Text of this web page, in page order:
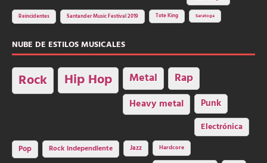
Reincidentes Santander Music Festival 2019 Tote King Saratoga
NUBE DE ESTILOS MUSICALES
Rock Hip Hop Metal Rap
Heavy metal Punk
Electrónica
Pop Rock independiente Jazz Hardcore